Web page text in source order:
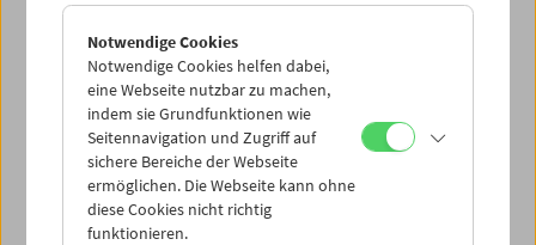
Di 26.8.
Mi 27.8.
Do 28.8.
Notwendige Cookies
Notwendige Cookies helfen dabei,
eine Webseite nutzbar zu machen,
indem sie Grundfunktionen wie
Seitennavigation und Zugriff auf
sichere Bereiche der Webseite
ermöglichen. Die Webseite kann ohne
diese Cookies nicht richtig
funktionieren.